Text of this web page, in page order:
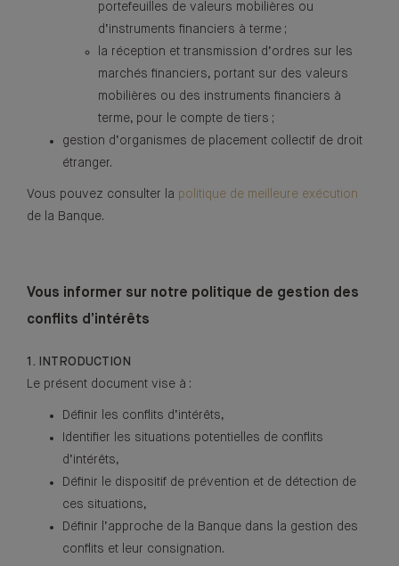
portefeuilles de valeurs mobilières ou
d’instruments financiers à terme ;
la réception et transmission d’ordres sur les
marchés financiers, portant sur des valeurs
mobilières ou des instruments financiers à
terme, pour le compte de tiers ;
gestion d’organismes de placement collectif de droit
étranger.
Vous pouvez consulter la politique de meilleure exécution
de la Banque.
Vous informer sur notre politique de gestion des
conflits d’intérêts
1. INTRODUCTION
Le présent document vise à :
Définir les conflits d’intérêts,
Identifier les situations potentielles de conflits
d’intérêts,
Définir le dispositif de prévention et de détection de
ces situations,
Définir l’approche de la Banque dans la gestion des
conflits et leur consignation.